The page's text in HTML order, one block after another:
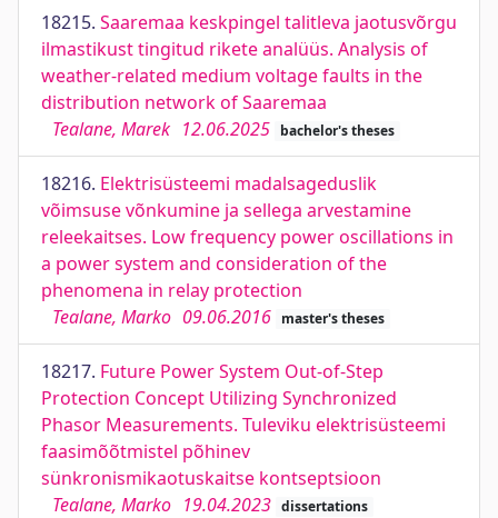
18215. Saaremaa keskpingel talitleva jaotusvõrgu
ilmastikust tingitud rikete analüüs. Analysis of
weather-related medium voltage faults in the
distribution network of Saaremaa
Tealane, Marek 12.06.2025 bachelor's theses
18216. Elektrisüsteemi madalsageduslik
võimsuse võnkumine ja sellega arvestamine
releekaitses. Low frequency power oscillations in
a power system and consideration of the
phenomena in relay protection
Tealane, Marko 09.06.2016 master's theses
18217. Future Power System Out-of-Step
Protection Concept Utilizing Synchronized
Phasor Measurements. Tuleviku elektrisüsteemi
faasimõõtmistel põhinev
sünkronismikaotuskaitse kontseptsioon
Tealane, Marko 19.04.2023 dissertations